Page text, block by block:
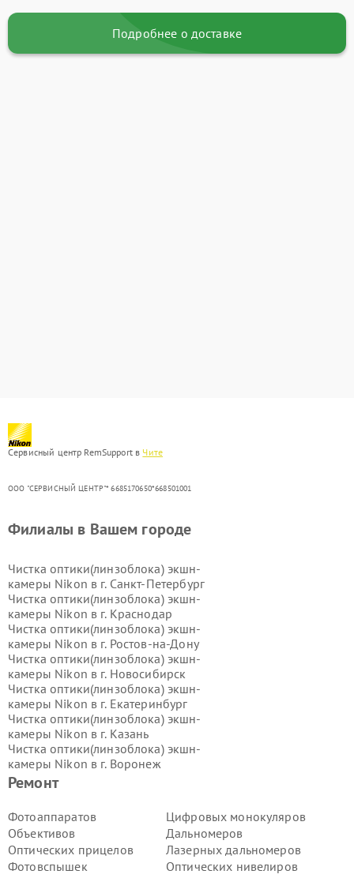
Подробнее о доставке
Сервисный центр RemSupport в Чите
ООО "СЕРВИСНЫЙ ЦЕНТР"* 6685170650*668501001
Ремонт
Фотоаппаратов
Объективов
Оптических прицелов
Фотовспышек
Цифровых монокуляров
Дальномеров
Лазерных дальномеров
Оптических нивелиров
Филиалы в Вашем городе
Чистка оптики(линзоблока) экшн-
камеры Nikon в г. Санкт-Петербург
Чистка оптики(линзоблока) экшн-
камеры Nikon в г. Краснодар
Чистка оптики(линзоблока) экшн-
камеры Nikon в г. Ростов-на-Дону
Чистка оптики(линзоблока) экшн-
камеры Nikon в г. Новосибирск
Чистка оптики(линзоблока) экшн-
камеры Nikon в г. Екатеринбург
Чистка оптики(линзоблока) экшн-
камеры Nikon в г. Казань
Чистка оптики(линзоблока) экшн-
камеры Nikon в г. Воронеж
Чистка оптики(линзоблока) экшн-
Чистка оптики(линзоблока) экшн-
камеры Nikon в г.
Чистка оптики(линзоблока) экшн-
камеры Nikon в г.Пермь
Чистка оптики(линзоблока) экшн-